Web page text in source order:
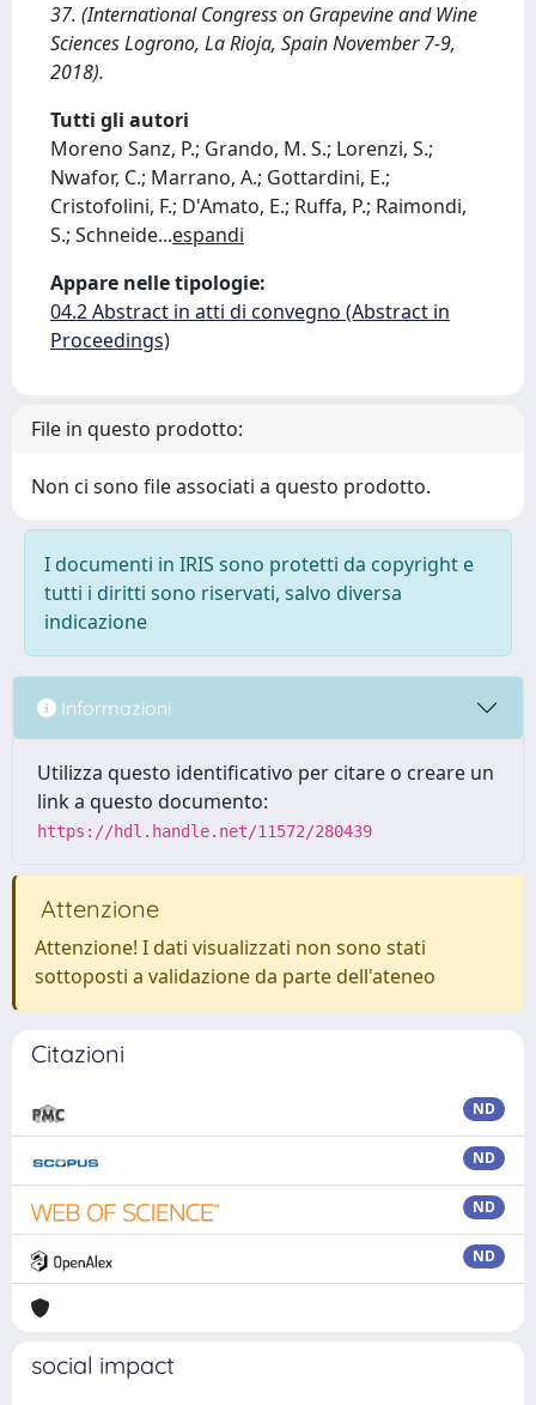
37. (International Congress on Grapevine and Wine
Sciences Logrono, La Rioja, Spain November 7-9,
2018).
Tutti gli autori
Moreno Sanz, P.; Grando, M. S.; Lorenzi, S.;
Nwafor, C.; Marrano, A.; Gottardini, E.;
Cristofolini, F.; D'Amato, E.; Ruffa, P.; Raimondi,
S.; Schneide...espandi
Appare nelle tipologie:
04.2 Abstract in atti di convegno (Abstract in
Proceedings)
File in questo prodotto:
Non ci sono file associati a questo prodotto.
I documenti in IRIS sono protetti da copyright e
tutti i diritti sono riservati, salvo diversa
indicazione
Informazioni
Utilizza questo identificativo per citare o creare un
link a questo documento:
https://hdl.handle.net/11572/280439
Attenzione
Attenzione! I dati visualizzati non sono stati
sottoposti a validazione da parte dell'ateneo
Citazioni
ND
ND
ND
ND
social impact